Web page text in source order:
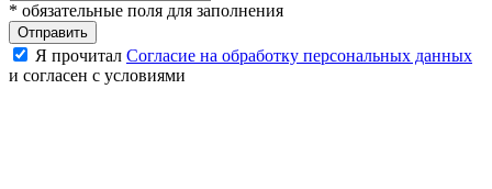
* обязательные поля для заполнения
Отправить
Я прочитал Согласие на обработку персональных данных
и согласен с условиями